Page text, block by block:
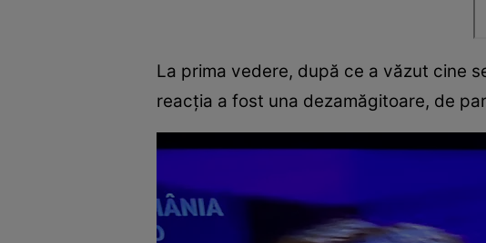
La prima vedere, după ce a văzut cine
reacția a fost una dezamăgitoare, de